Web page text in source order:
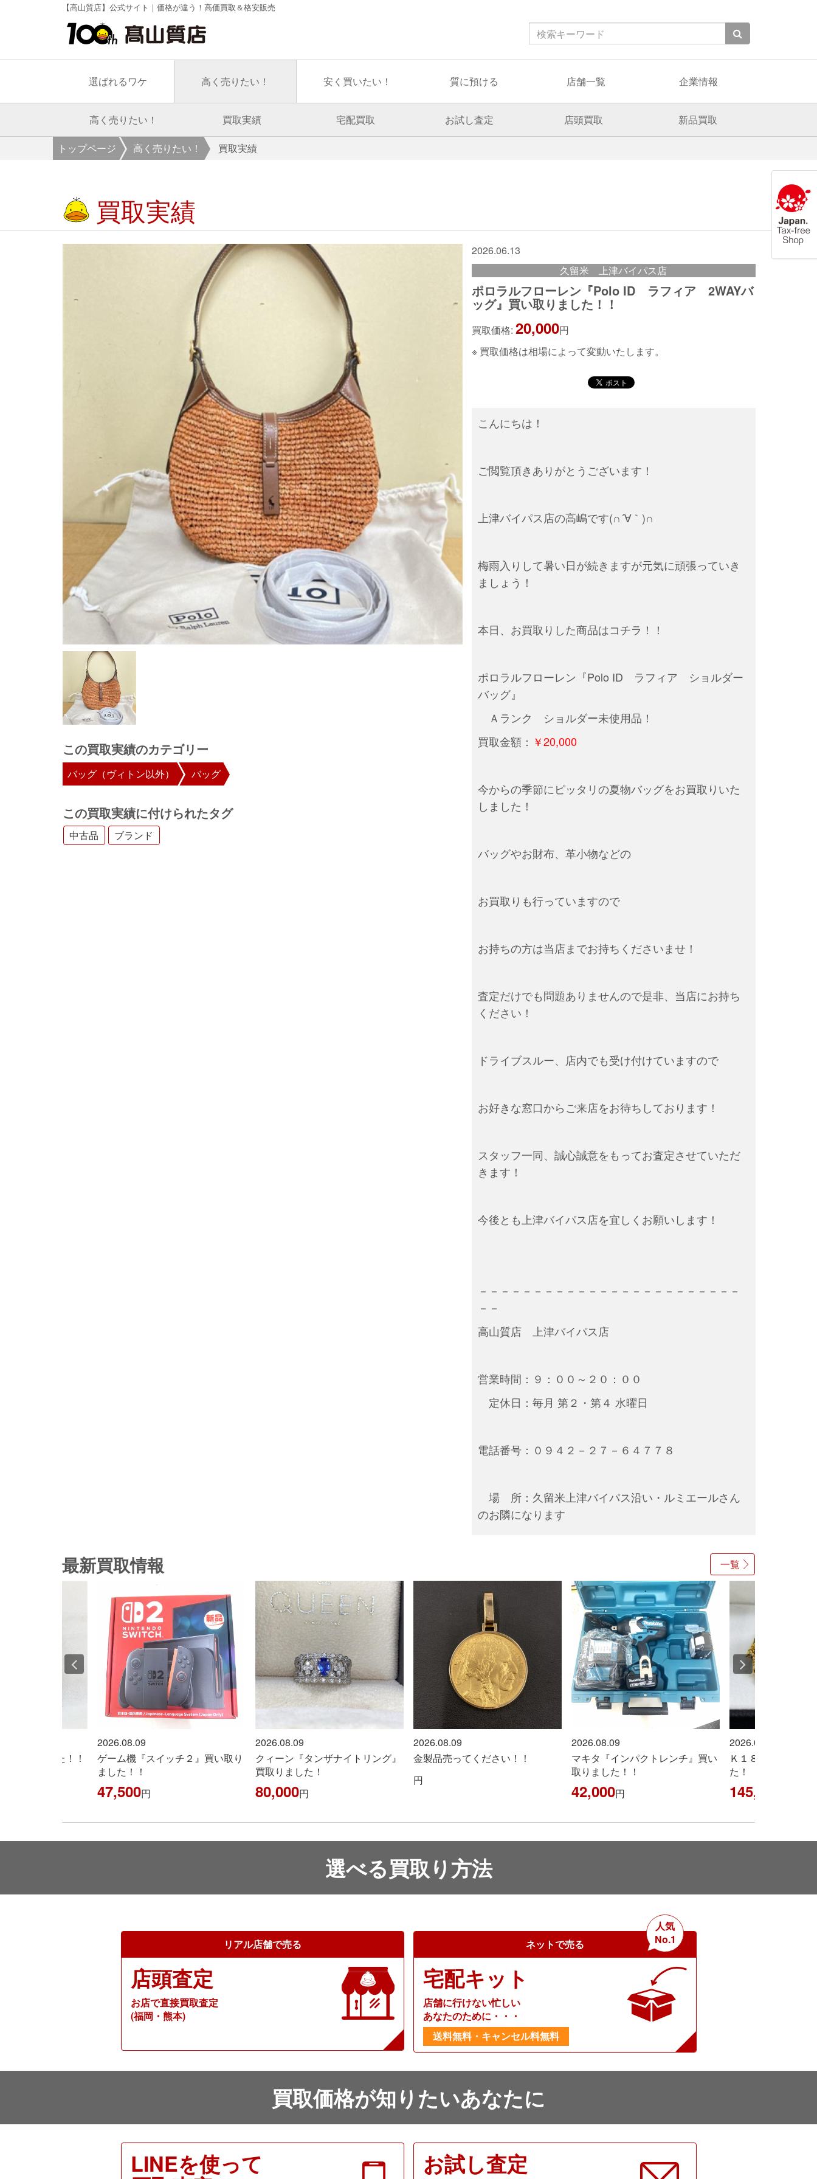
【高山質店】公式サイト｜価格が違う！高価買取＆格安販売
選ばれるワケ 高く売りたい！ 安く買いたい！ 質に預ける 店舗一覧 企業情報
高く売りたい！ 買取実績 宅配買取 お試し査定 店頭買取 新品買取
トップページ 高く売りたい！ 買取実績
買取実績
2026.06.13
久留米 上津バイパス店
ポロラルフローレン『Polo ID ラフィア 2WAYバ
ッグ』買い取りました！！
買取価格:20,000円
※ 買取価格は相場によって変動いたします。
こんにちは！
ご閲覧頂きありがとうございます！
上津バイパス店の高嶋です(∩´∀｀)∩
梅雨入りして暑い日が続きますが元気に頑張っていき
ましょう！
本日、お買取りした商品はコチラ！！
ポロラルフローレン『Polo ID ラフィア ショルダー
バッグ』
Ａランク ショルダー未使用品！
買取金額： ￥20,000
今からの季節にピッタリの夏物バッグをお買取りいた
しました！
バッグやお財布、革小物などの
お買取りも行っていますので
お持ちの方は当店までお持ちくださいませ！
査定だけでも問題ありませんので是非、当店にお持ち
ください！
ドライブスルー、店内でも受け付けていますので
お好きな窓口からご来店をお待ちしております！
スタッフ一同、誠心誠意をもってお査定させていただ
きます！
今後とも上津バイパス店を宜しくお願いします！
－－－－－－－－－－－－－－－－－－－－－－－－
－－
高山質店 上津バイパス店
営業時間：９：００～２０：００
定休日：毎月 第２・第４ 水曜日
電話番号：０９４２－２７－６４７７８
場 所：久留米上津バイパス沿い・ルミエールさん
のお隣になります
この買取実績のカテゴリー
バッグ（ヴィトン以外） バッグ
この買取実績に付けられたタグ
中古品 ブランド
一覧
最新買取情報
ッチ２』買い取り
2026.08.09
クィーン『タンザナイトリング』
買取りました！
80,000円
2026.08.09
金製品売ってください！！
円
2026.08.09
マキタ『インパクトレンチ』買い
42,000
2026.08.09
Ｋ１８『ネックレス』買取りまし
た！
145,006円
2026.08.09
指輪『K18金製』
た！！
51,090
選べる買取り方法
リアル店舗で売る
店頭査定
お店で直接買取査定
(福岡・熊本)
ネットで売る
人気
No.1
宅配キット
店舗に行けない忙しい
あなたのために・・・
送料無料・キャンセル料無料
買取価格が知りたいあなたに
LINEを使って お試し査定